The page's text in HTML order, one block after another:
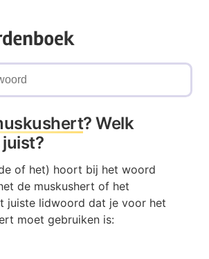
? Welk
of het) hoort bij het woord
de muskushert of het
juiste lidwoord dat je voor het
moet gebruiken is: